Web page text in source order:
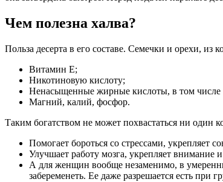
Чем полезна халва?
Польза десерта в его составе. Семечки и орехи, из
Витамин Е;
Никотиновую кислоту;
Ненасыщенные жирные кислоты, в том числе
Магний, калий, фосфор.
Таким богатством не может похвастаться ни один
Помогает бороться со стрессами, укрепляет
Улучшает работу мозга, укрепляет внимание
А для женщин вообще незаменимо, в
забеременеть. Ее даже разрешается есть